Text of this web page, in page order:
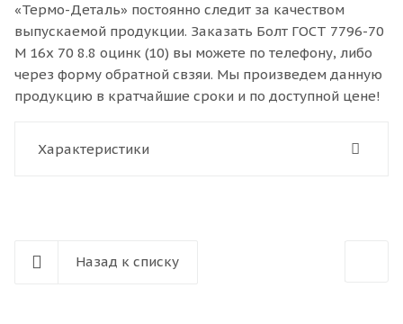
«Термо-Деталь» постоянно следит за качеством
выпускаемой продукции. Заказать Болт ГОСТ 7796-70
M 16x 70 8.8 оцинк (10) вы можете по телефону, либо
через форму обратной свзяи. Мы произведем данную
продукцию в кратчайшие сроки и по доступной цене!
Характеристики
Назад к списку